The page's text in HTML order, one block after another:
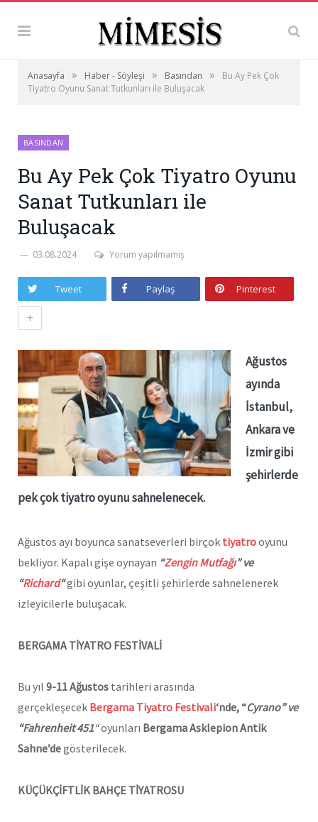
Anasayfa » Haber - Söyleşi » Basından »
Bu Ay Pek Çok
Tiyatro Oyunu Sanat Tutkunları ile Buluşacak
BASINDAN
Bu Ay Pek Çok Tiyatro Oyunu
Sanat Tutkunları ile
Buluşacak
03.08.2024 Yorum yapılmamış
Tweet Paylaş Pinterest
+
Ağustos
ayında
İstanbul,
Ankara ve
İzmir gibi
şehirlerde
pek çok tiyatro oyunu sahnelenecek.
Ağustos ayı boyunca sanatseverleri birçok tiyatrooyunu
bekliyor. Kapalı gişe oynayan “Zengin Mutfağı” ve
“Richard“gibi oyunlar, çeşitli şehirlerde sahnelenerek
izleyicilerle buluşacak.
BERGAMA TİYATRO FESTİVALİ
Bu yıl 9-11 Ağustos tarihleri arasında
gerçekleşecek Bergama Tiyatro Festivali‘nde, “Cyrano” ve
“Fahrenheit 451“oyunları Bergama Asklepion Antik
Sahne’degösterilecek.
KÜÇÜKÇİFTLİK BAHÇE TİYATROSU